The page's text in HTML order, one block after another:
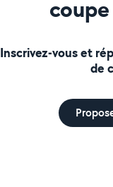
Inscrivez-vous et
de